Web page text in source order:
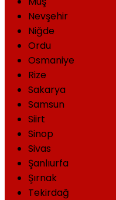
Nevşehir
Niğde
Ordu
Osmaniye
Rize
Sakarya
Samsun
Siirt
Sinop
Sivas
Şanlıurfa
Şırnak
Tekirdağ